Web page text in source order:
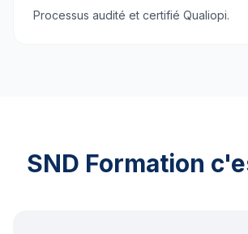
Processus audité et certifié Qualiopi.
SND Formation